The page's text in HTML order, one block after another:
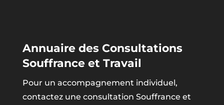
Annuaire des Consultations
Souffrance et Travail
Pour un accompagnement individuel,
contactez une consultation Souffrance et